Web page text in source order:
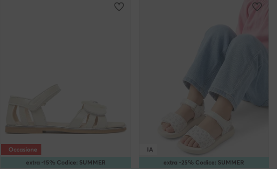
extra -15% Codice: SUMMER
Occasione
extra -25% Codice: SUMMER
IA